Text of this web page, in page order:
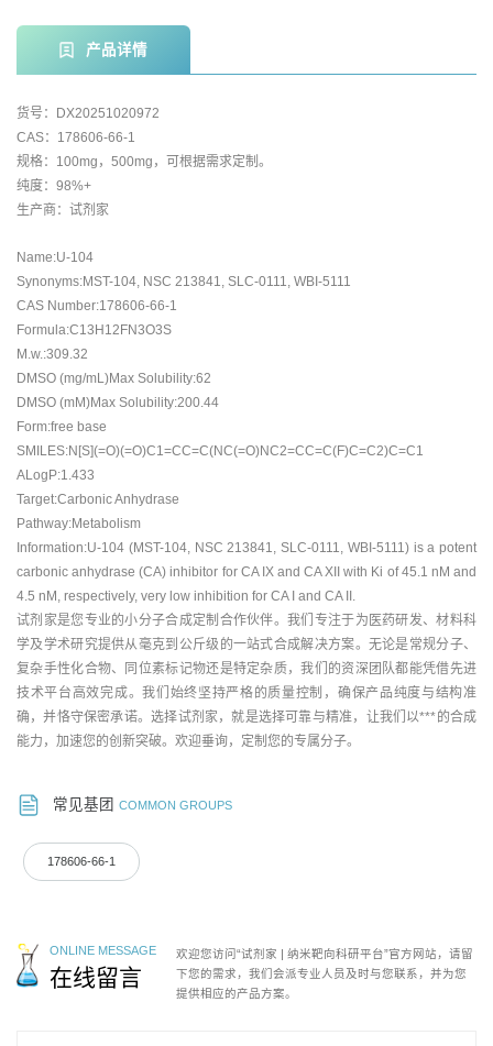
产品详情
货号：DX20251020972
CAS：178606-66-1
规格：100mg，500mg，可根据需求定制。
纯度：98%+
生产商：试剂家
Name:U-104
Synonyms:MST-104, NSC 213841, SLC-0111, WBI-5111
CAS Number:178606-66-1
Formula:C13H12FN3O3S
M.w.:309.32
DMSO (mg/mL)Max Solubility:62
DMSO (mM)Max Solubility:200.44
Form:free base
SMILES:N[S](=O)(=O)C1=CC=C(NC(=O)NC2=CC=C(F)C=C2)C=C1
ALogP:1.433
Target:Carbonic Anhydrase
Pathway:Metabolism
Information:U-104 (MST-104, NSC 213841, SLC-0111, WBI-5111) is a potent
carbonic anhydrase (CA) inhibitor for CA IX and CA XII with Ki of 45.1 nM and
4.5 nM, respectively, very low inhibition for CA I and CA II.
试剂家是您专业的小分子合成定制合作伙伴。我们专注于为医药研发、材料科
学及学术研究提供从毫克到公斤级的一站式合成解决方案。无论是常规分子、
复杂手性化合物、同位素标记物还是特定杂质，我们的资深团队都能凭借先进
技术平台高效完成。我们始终坚持严格的质量控制，确保产品纯度与结构准
确，并恪守保密承诺。选择试剂家，就是选择可靠与精准，让我们以***的合成
能力，加速您的创新突破。欢迎垂询，定制您的专属分子。
常见基团 COMMON GROUPS
178606-66-1
ONLINE MESSAGE
在线留言
欢迎您访问“试剂家 | 纳米靶向科研平台”官方网站，请留
下您的需求，我们会派专业人员及时与您联系，并为您
提供相应的产品方案。